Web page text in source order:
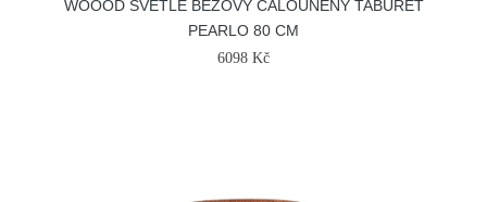
WOOOD SVĚTLE BÉŽOVÝ ČALOUNĚNÝ TABURET
PEARLO 80 CM
6098 Kč